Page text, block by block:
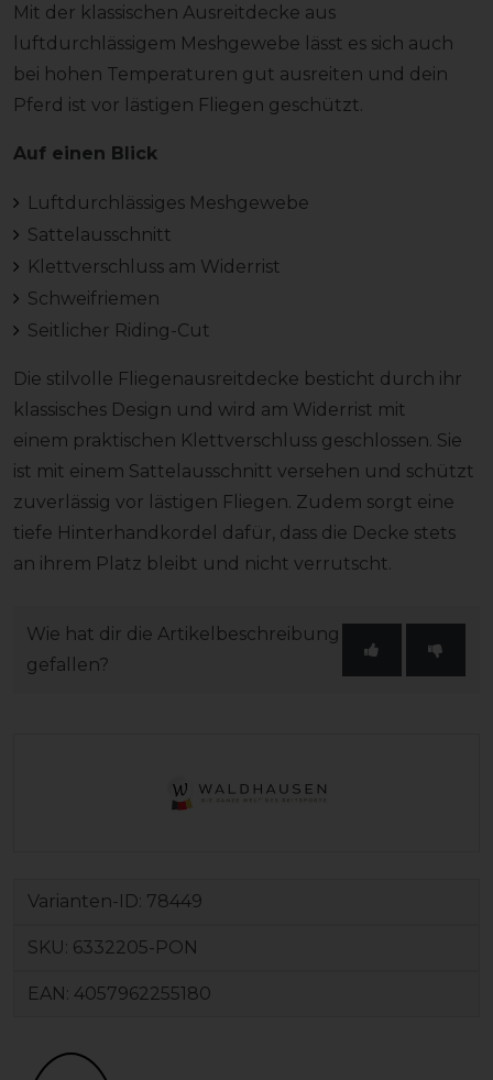
Mit der klassischen Ausreitdecke aus
luftdurchlässigem Meshgewebe lässt es sich auch
bei hohen Temperaturen gut ausreiten und dein
Pferd ist vor lästigen Fliegen geschützt.
Auf einen Blick
Luftdurchlässiges Meshgewebe
Sattelausschnitt
Klettverschluss am Widerrist
Schweifriemen
Seitlicher Riding-Cut
Die stilvolle Fliegenausreitdecke besticht durch ihr
klassisches Design und wird am Widerrist mit
einem praktischen Klettverschluss geschlossen. Sie
ist mit einem Sattelausschnitt versehen und schützt
zuverlässig vor lästigen Fliegen. Zudem sorgt eine
tiefe Hinterhandkordel dafür, dass die Decke stets
an ihrem Platz bleibt und nicht verrutscht.
Wie hat dir die Artikelbeschreibung
gefallen?
Varianten-ID: 78449
SKU: 6332205-PON
EAN: 4057962255180